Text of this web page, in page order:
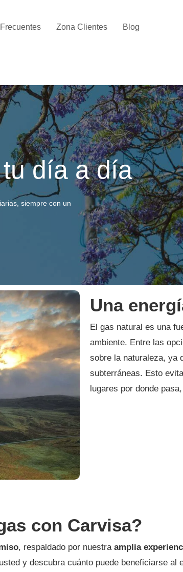
Zona Clientes Blog
día a día
siempre con un
Una
El gas natural es una
ambiente. Entre las
sobre la naturaleza, ya
subterráneas. Esto
lugares por donde
con Carvisa?
, respaldado por nuestra amplia
y descubra cuánto puede beneficiarse al